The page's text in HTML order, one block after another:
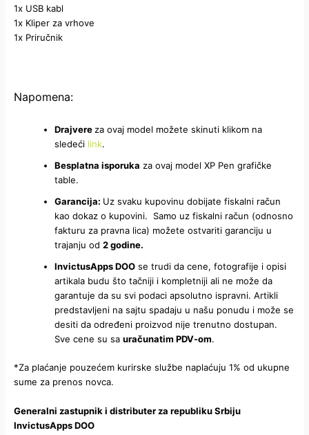
1x USB kabl
1x Kliper za vrhove
1x Priručnik
Napomena:
Drajvereza ovaj model možete skinuti klikom na
sledeći link.
Besplatna isporuka za ovaj model XP Pen grafičke
table.
Garancija: Uz svaku kupovinu dobijate fiskalni račun
kao dokaz o kupovini. Samo uz fiskalni račun (odnosno
fakturu za pravna lica) možete ostvariti garanciju u
trajanju od2 godine.
InvictusApps DOO se trudi da cene, fotografije i opisi
artikala budu što tačniji i kompletniji ali ne može da
garantuje da su svi podaci apsolutno ispravni. Artikli
predstavljeni na sajtu spadaju u našu ponudu i može se
desiti da određeni proizvod nije trenutno dostupan.
Sve cene su sauračunatim PDV-om.
*Za plaćanje pouzećem kurirske službe naplaćuju 1% od ukupne
sume za prenos novca.
Generalni zastupnik i distributer za republiku Srbiju
InvictusApps DOO